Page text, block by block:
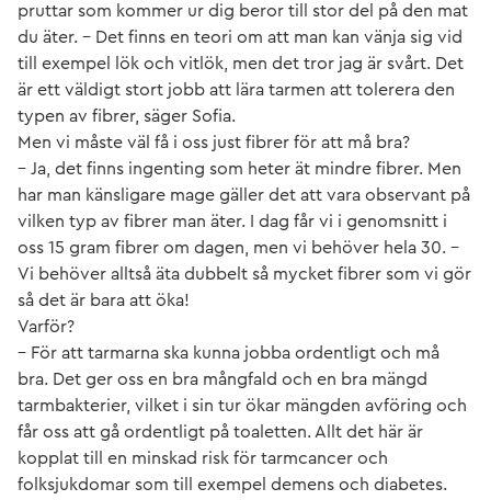
pruttar som kommer ur dig beror till stor del på den mat
du äter. – Det finns en teori om att man kan vänja sig vid
till exempel lök och vitlök, men det tror jag är svårt. Det
är ett väldigt stort jobb att lära tarmen att tolerera den
typen av fibrer, säger Sofia.
Men vi måste väl få i oss just fibrer för att må bra?
– Ja, det finns ingenting som heter ät mindre fibrer. Men
har man känsligare mage gäller det att vara observant på
vilken typ av fibrer man äter. I dag får vi i genomsnitt i
oss 15 gram fibrer om dagen, men vi behöver hela 30. –
Vi behöver alltså äta dubbelt så mycket fibrer som vi gör
så det är bara att öka!
Varför?
– För att tarmarna ska kunna jobba ordentligt och må
bra. Det ger oss en bra mångfald och en bra mängd
tarmbakterier, vilket i sin tur ökar mängden avföring och
får oss att gå ordentligt på toaletten. Allt det här är
kopplat till en minskad risk för tarmcancer och
folksjukdomar som till exempel demens och diabetes.